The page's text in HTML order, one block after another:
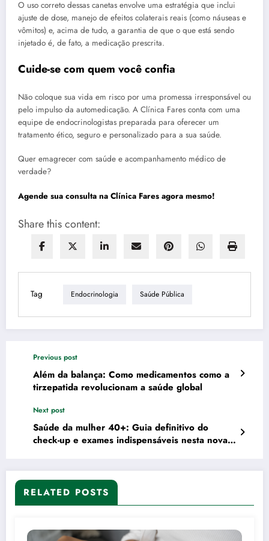
O uso correto dessas canetas envolve uma estratégia que inclui
ajuste de dose, manejo de efeitos colaterais reais (como náuseas e
vômitos) e, acima de tudo, a garantia de que o que está sendo
injetado é, de fato, a medicação prescrita.
Cuide-se com quem você confia
Não coloque sua vida em risco por uma promessa irresponsável ou
pelo impulso da automedicação. A Clínica Fares conta com uma
equipe de endocrinologistas preparada para oferecer um
tratamento ético, seguro e personalizado para a sua saúde.
Quer emagrecer com saúde e acompanhamento médico de
verdade?
Agende sua consulta na Clínica Fares agora mesmo!
Share this content:
Tag Endocrinologia Saúde Pública
Previous post
Além da balança: Como medicamentos como a
tirzepatida revolucionam a saúde global
Next post
Saúde da mulher 40+: Guia definitivo do
check-up e exames indispensáveis nesta nova
RELATED POSTS